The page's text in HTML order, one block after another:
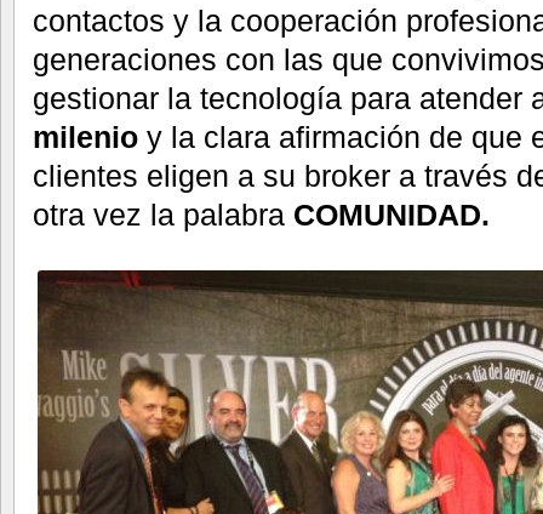
contactos y la cooperación
generaciones con las que
gestionar la tecnología para atender
milenio y la clara afirmación de que
clientes eligen a su broker a través
otra vez la palabra COMUNIDAD.